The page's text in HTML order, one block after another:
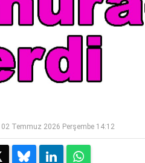
02 Temmuz 2026 Perşembe 14:12